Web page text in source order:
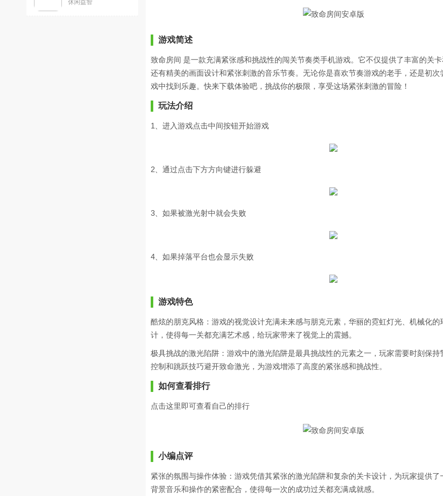
文版
休闲益智
游戏简述
致命房间 是一款充满紧张感和挑战性的闯关节奏类手机游戏。它不仅提供了丰富的关卡
还有精美的画面设计和紧张刺激的音乐节奏。无论你是喜欢节奏游戏的老手，还是初
戏中找到乐趣。快来下载体验吧，挑战你的极限，享受这场紧张刺激的冒险！
玩法介绍
1、进入游戏点击中间按钮开始游戏
2、通过点击下方方向键进行躲避
3、如果被激光射中就会失败
4、如果掉落平台也会显示失败
游戏特色
酷炫的朋克风格：游戏的视觉设计充满未来感与朋克元素，华丽的霓虹灯光、机械化的
计，使得每一关都充满艺术感，给玩家带来了视觉上的震撼。
极具挑战的激光陷阱：游戏中的激光陷阱是最具挑战性的元素之一，玩家需要时刻保
控制和跳跃技巧避开致命激光，为游戏增添了高度的紧张感和挑战性。
如何查看排行
点击这里即可查看自己的排行
小编点评
紧张的氛围与操作体验：游戏凭借其紧张的激光陷阱和复杂的关卡设计，为玩家提供了
背景音乐和操作的紧密配合，使得每一次的成功过关都充满成就感。